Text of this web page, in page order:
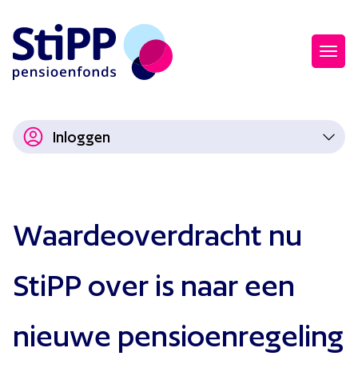
Inloggen
Waardeoverdracht nu
StiPP over is naar een
nieuwe pensioenregeling